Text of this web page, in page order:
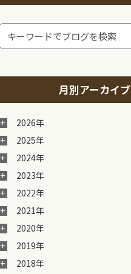
月別アーカイブ
2026年
2025年
2024年
2023年
2022年
2021年
2020年
2019年
2018年